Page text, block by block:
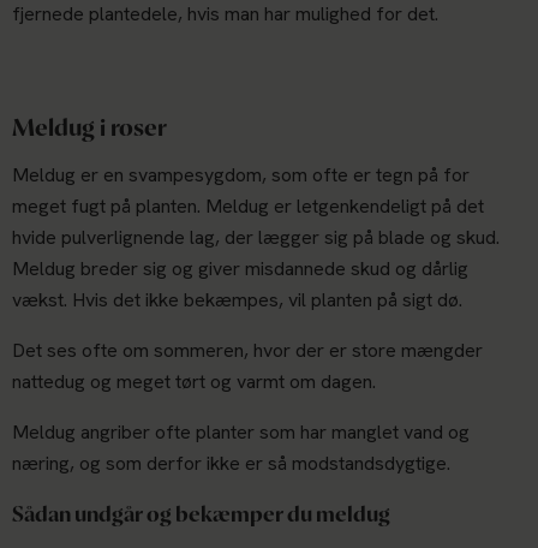
fjernede plantedele, hvis man har mulighed for det.
Meldug i roser
Meldug er en svampesygdom, som ofte er tegn på for
meget fugt på planten. Meldug er letgenkendeligt på det
hvide pulverlignende lag, der lægger sig på blade og skud.
Meldug breder sig og giver misdannede skud og dårlig
vækst. Hvis det ikke bekæmpes, vil planten på sigt dø.
Det ses ofte om sommeren, hvor der er store mængder
nattedug og meget tørt og varmt om dagen.
Meldug angriber ofte planter som har manglet vand og
næring, og som derfor ikke er så modstandsdygtige.
Sådan undgår og bekæmper du meldug